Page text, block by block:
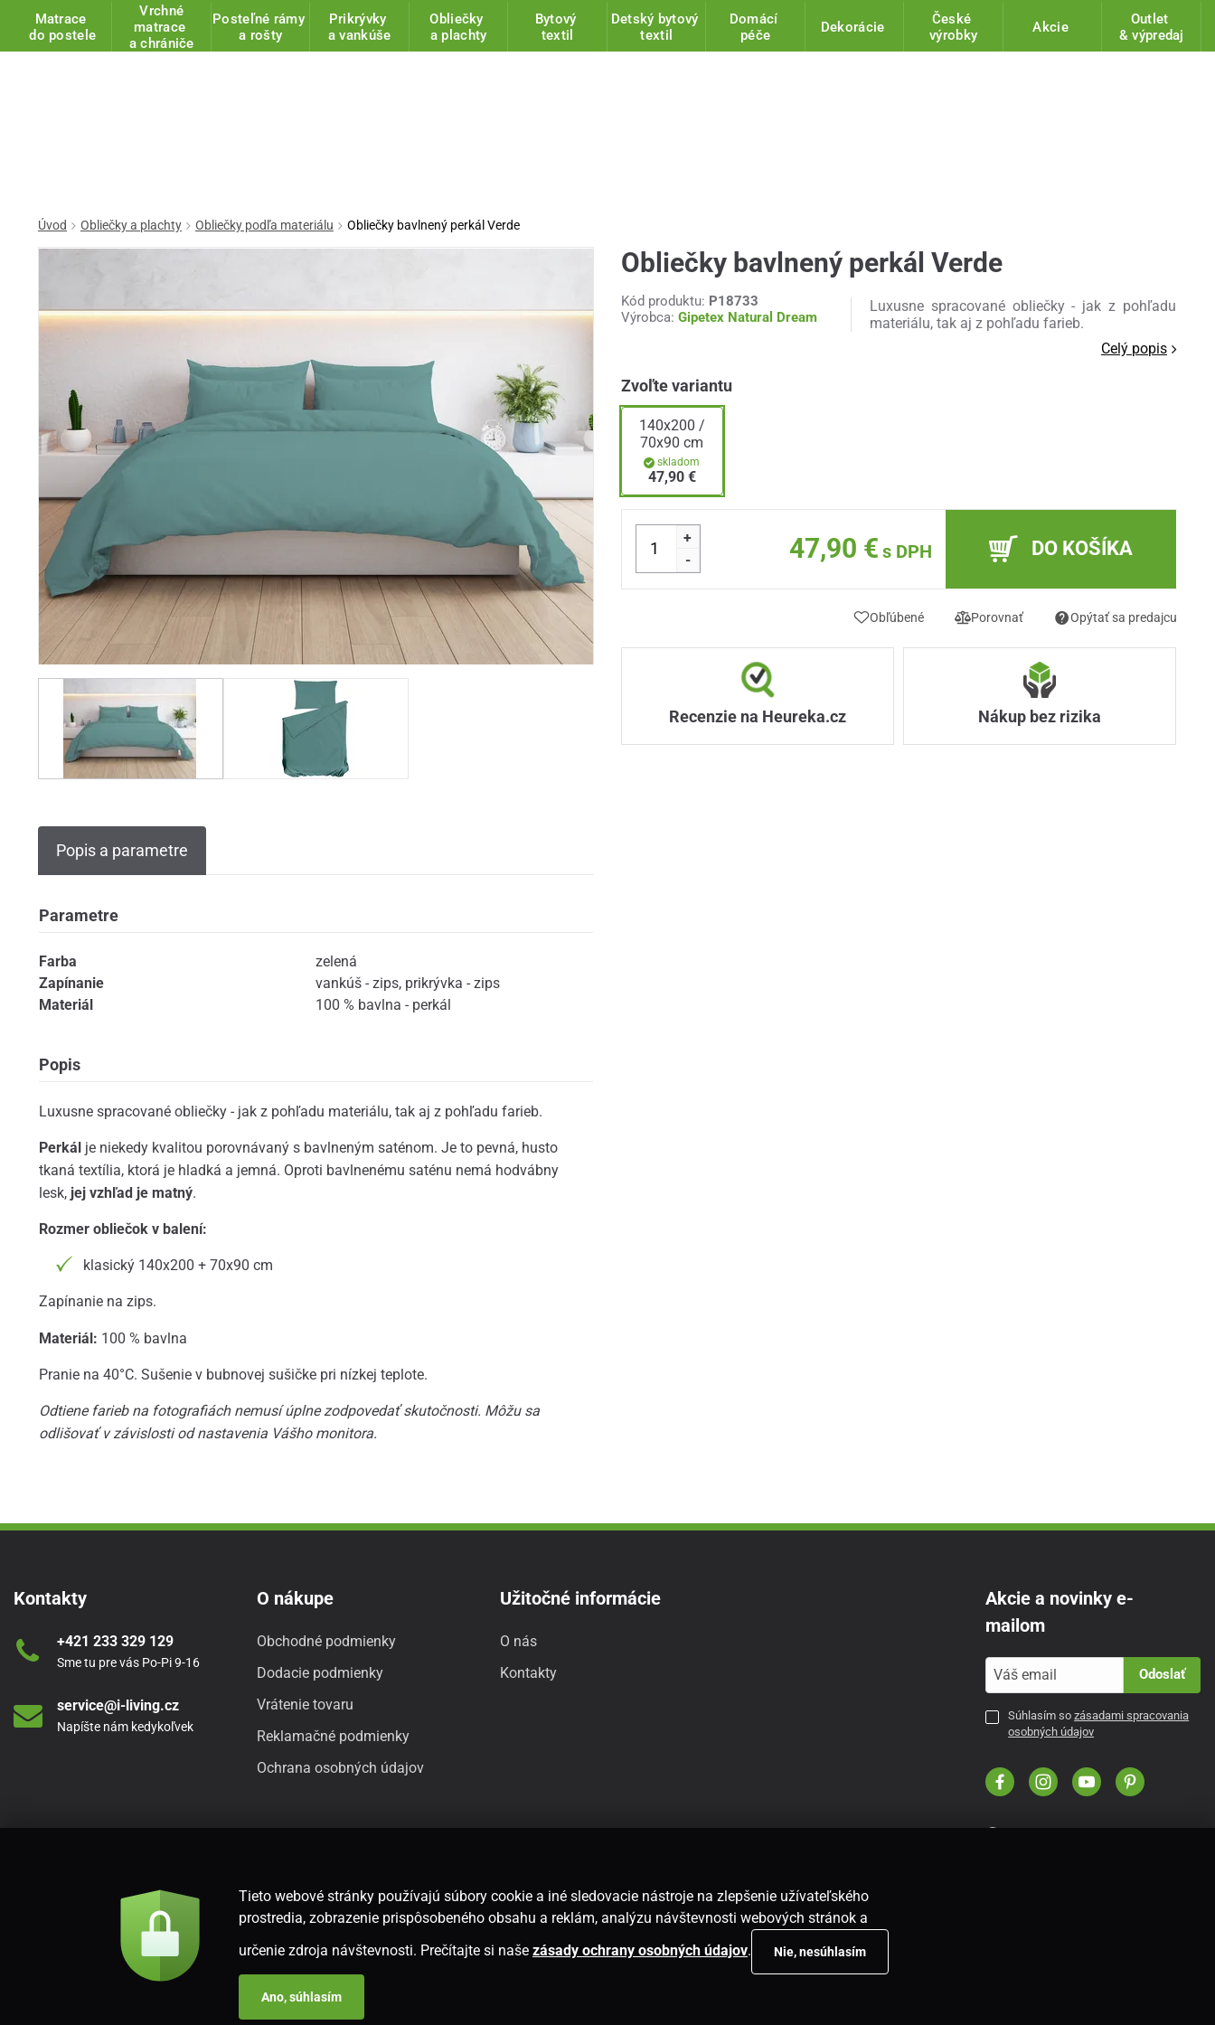
Matrace
do postele
Vrchné
matrace
a chrániče
Posteľné rámy
a rošty
Prikrývky
a vankúše
Obliečky
a plachty
Bytový
textil
Detský bytový
textil
Domácí
péče
Dekorácie
České
výrobky
Akcie
Outlet
& výpredaj
Úvod Obliečky a plachty Obliečky podľa materiálu Obliečky bavlnený perkál Verde
Popis a parametre
Parametre
Farba
zelená
Zapínanie
vankúš - zips, prikrývka - zips
Materiál
100 % bavlna - perkál
Popis
Luxusne spracované obliečky - jak z pohľadu materiálu, tak aj z pohľadu farieb.
Perkálje niekedy kvalitou porovnávaný s bavlneným saténom. Je to pevná, husto
tkaná textília, ktorá je hladká a jemná. Oproti bavlnenému saténu nemá hodvábny
lesk, jej vzhľad je matný.
Rozmer obliečok v balení:
klasický 140x200 + 70x90 cm
Zapínanie na zips.
Materiál: 100 % bavlna
Pranie na 40°C. Sušenie v bubnovej sušičke pri nízkej teplote.
Odtiene farieb na fotografiách nemusí úplne zodpovedať skutočnosti. Môžu sa
odlišovať v závislosti od nastavenia Vášho monitora.
Obliečky bavlnený perkál Verde
Kód produktu: P18733
Výrobca: Gipetex Natural Dream
Luxusne spracované obliečky - jak z pohľadu
materiálu, tak aj z pohľadu farieb.
Celý popis
Zvoľte variantu
140x200 /
70x90 cm
skladom
47,90 €
+
-
47,90 € s DPH DO KOŠÍKA
Obľúbené Porovnať Opýtať sa predajcu
Recenzie na Heureka.cz Nákup bez rizika
Kontakty
+421 233 329 129
Sme tu pre vás Po-Pi 9-16
service@i-living.cz
Napíšte nám kedykoľvek
O nákupe
Obchodné podmienky
Dodacie podmienky
Vrátenie tovaru
Reklamačné podmienky
Ochrana osobných údajov
Užitočné informácie
O nás
Kontakty
Akcie a novinky e-
mailom
Odoslať
Súhlasím sozásadami spracovania
osobných údajov
Tieto webové stránky používajú súbory cookie a iné sledovacie nástroje na zlepšenie užívateľského
prostredia, zobrazenie prispôsobeného obsahu a reklám, analýzu návštevnosti webových stránok a
určenie zdroja návštevnosti. Prečítajte si naše zásady ochrany osobných údajov. Nie, nesúhlasím
Ano, súhlasím